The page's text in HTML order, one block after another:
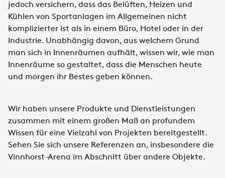
jedoch versichern, dass das Belüften, Heizen und
Kühlen von Sportanlagen im Allgemeinen nicht
komplizierter ist als in einem Büro, Hotel oder in der
Industrie. Unabhängig davon, aus welchem Grund
man sich in Innenräumen aufhält, wissen wir, wie man
Innenräume so gestaltet, dass die Menschen heute
und morgen ihr Bestes geben können.
Wir haben unsere Produkte und Dienstleistungen
zusammen mit einem großen Maß an profundem
Wissen für eine Vielzahl von Projekten bereitgestellt.
Sehen Sie sich unsere Referenzen an, insbesondere die
Vinnhorst-Arena im Abschnitt über andere Objekte.